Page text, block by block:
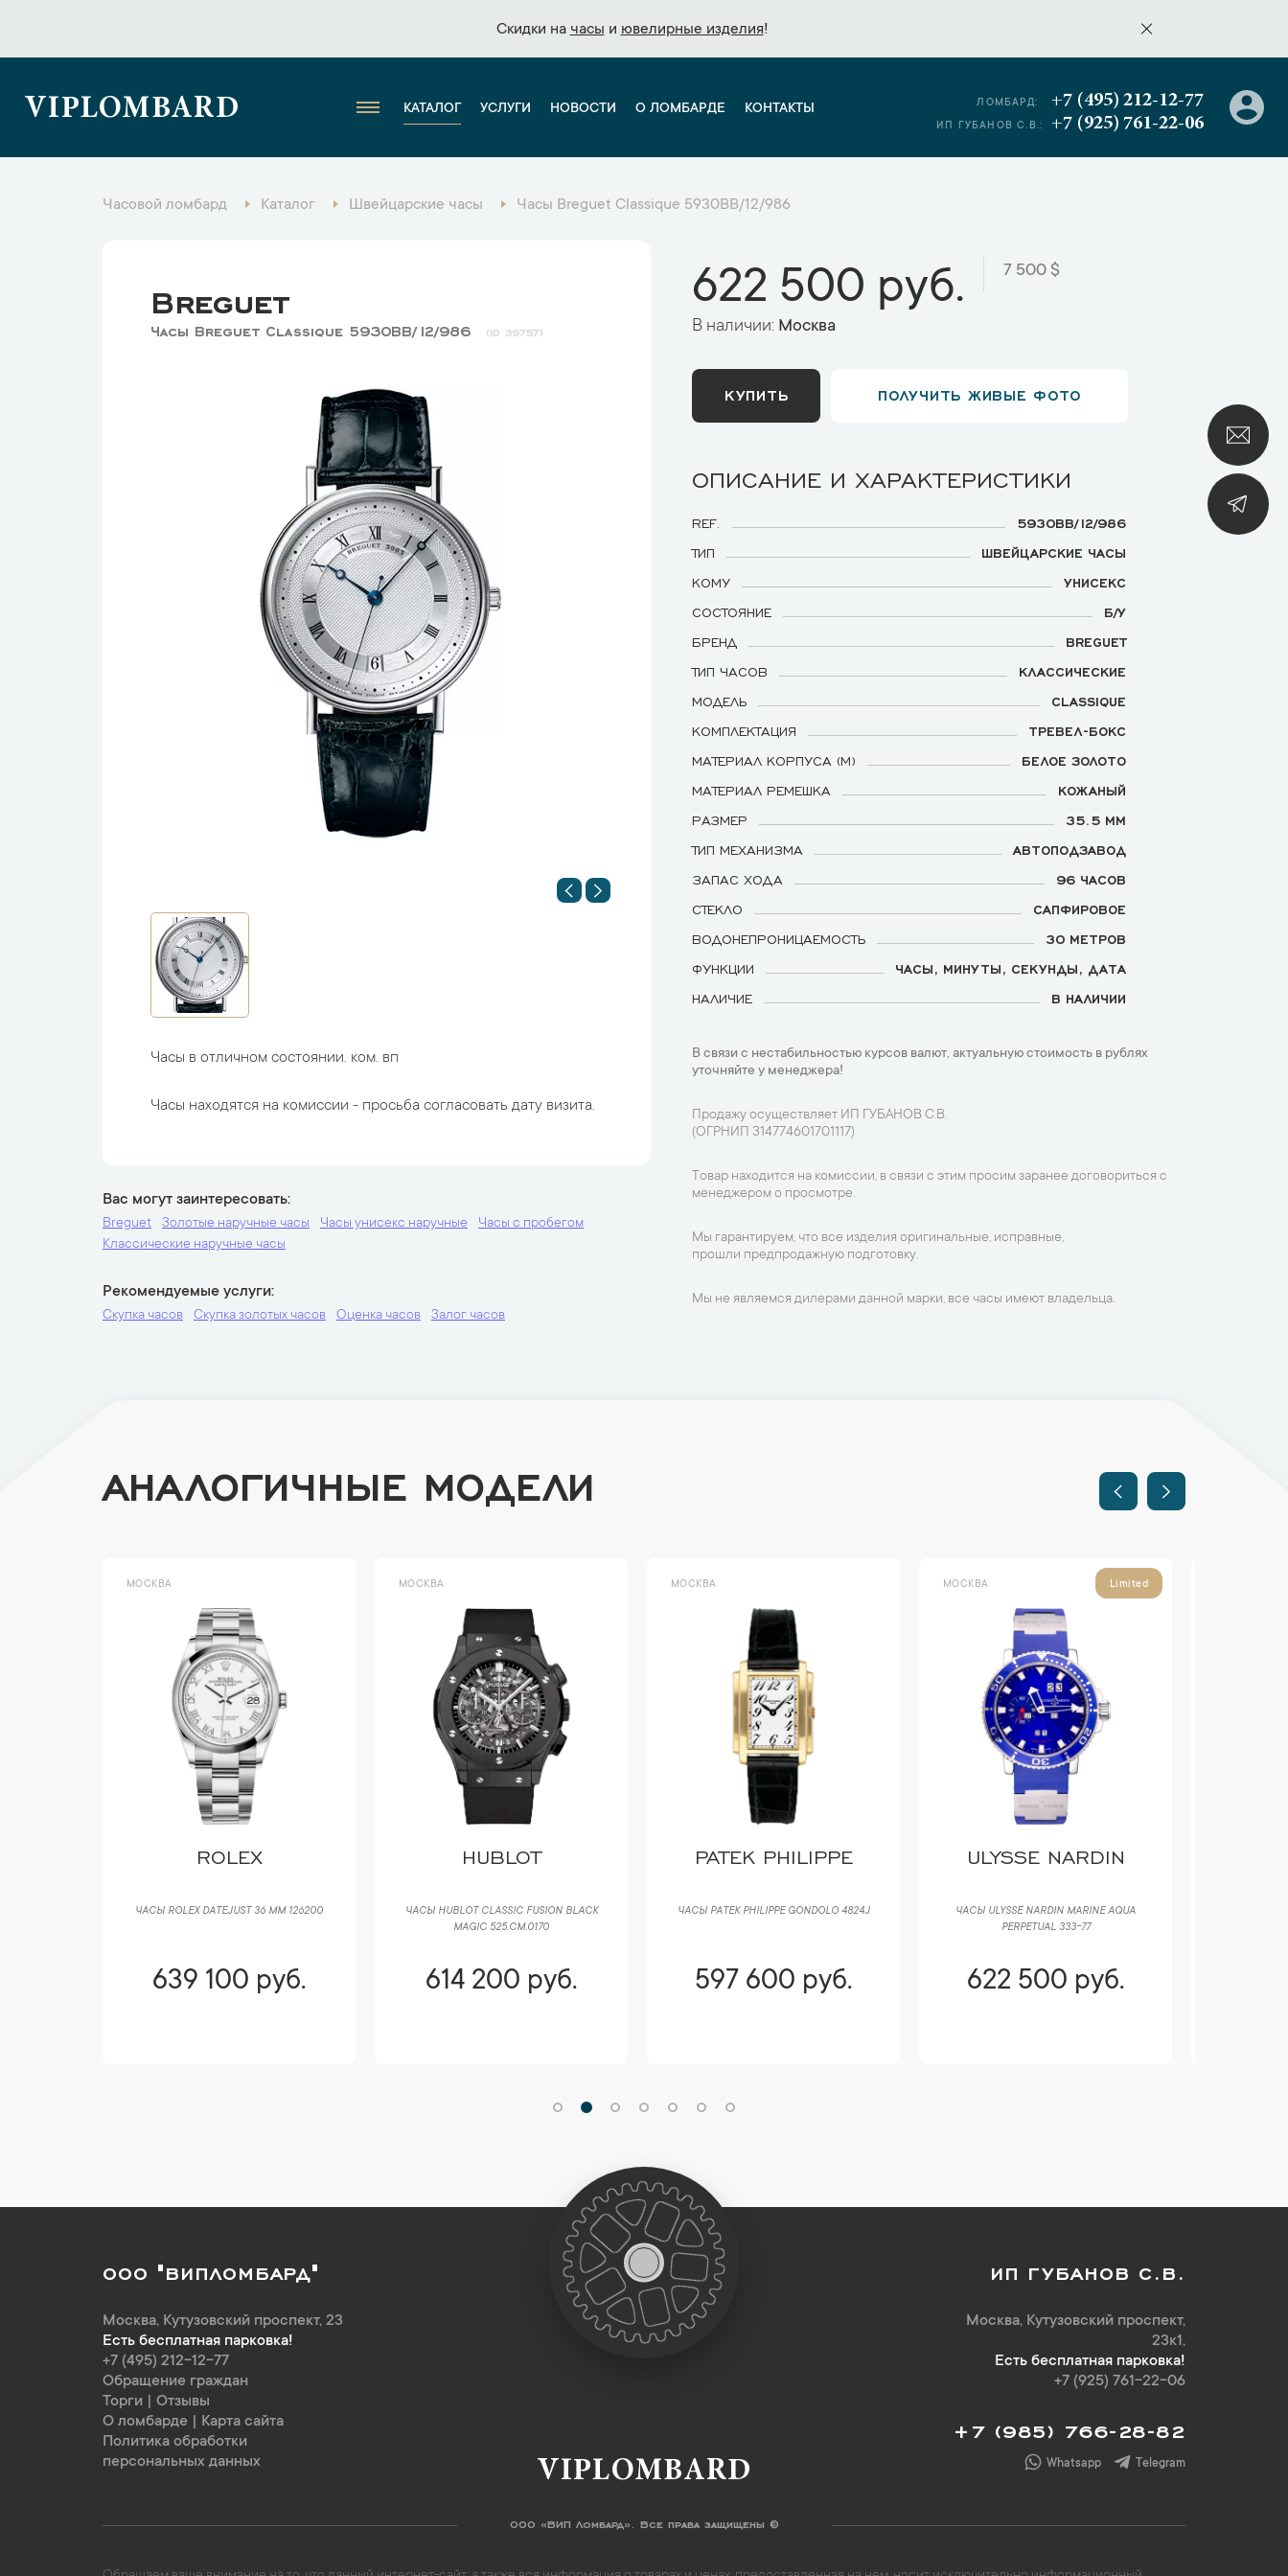
Скидки на часы и ювелирные изделия!
Скидки на часы и ювелирные изделия!
VIPLOMBARD КАТАЛОГ УСЛУГИ НОВОСТИ О ЛОМБАРДЕ КОНТАКТЫ ЛОМБАРД: +7 (495) 212-12-77
ИП ГУБАНОВ С.В.: +7 (925) 761-22-06
Часовой ломбард Каталог Швейцарские часы Часы Breguet Classique 5930BB/12/986
Breguet
Часы Breguet Classique 5930BB/12/986 39757
Часы в отличном состоянии. ком. вп
Часы находятся на комиссии - просьба согласовать дату визита.
Вас могут заинтересовать
Breguet Золотые наручные часы Часы унисекс наручные
Часы с пробегом
Классические наручные часы
Рекомендуемые услуги
Скупка часов Скупка золотых часов Оценка часов Залог часов
622 500 руб. 7 500 $
В наличии: Москва
КУПИТЬ ПОЛУЧИТЬ ЖИВЫЕ ФОТО
ОПИСАНИЕ И ХАРАКТЕРИСТИКИ
REF.
5930BB/12/986
ТИП
ШВЕЙЦАРСКИЕ ЧАСЫ
КОМУ
УНИСЕКС
СОСТОЯНИЕ
Б/У
БРЕНД
BREGUET
ТИП ЧАСОВ
КЛАССИЧЕСКИЕ
МОДЕЛЬ
CLASSIQUE
КОМПЛЕКТАЦИЯ
ТРЕВЕЛ-БОКС
МАТЕРИАЛ КОРПУСА (М)
БЕЛОЕ ЗОЛОТО
МАТЕРИАЛ РЕМЕШКА
КОЖАНЫЙ
РАЗМЕР
35.5 ММ
ТИП МЕХАНИЗМА
АВТОПОДЗАВОД
ЗАПАС ХОДА
96 ЧАСОВ
СТЕКЛО
САПФИРОВОЕ
ВОДОНЕПРОНИЦАЕМОСТЬ
30 МЕТРОВ
ФУНКЦИИ
ЧАСЫ, МИНУТЫ, СЕКУНДЫ, ДАТА
НАЛИЧИЕ
В НАЛИЧИИ
В связи с нестабильностью курсов валют, актуальную стоимость в рублях
уточняйте у менеджера!
Продажу осуществляет ИП ГУБАНОВ С.В.
(ОГРНИП 314774601701117)
Товар находится на комиссии, в связи с этим просим заранее договориться с
менеджером о просмотре.
Мы гарантируем, что все изделия оригинальные, исправные,
прошли предпродажную подготовку.
Мы не являемся дилерами данной марки, все часы имеют владельца.
АНАЛОГИЧНЫЕ МОДЕЛИ
МОСКВА
ROLEX
ЧАСЫ ROLEX DATEJUST 36 ММ 126200
639 100 руб.
МОСКВА
HUBLOT
ЧАСЫ HUBLOT CLASSIC FUSION BLACK
MAGIC 525.CM.0170
614 200 руб.
МОСКВА
PATEK PHILIPPE
ЧАСЫ PATEK PHILIPPE GONDOLO 4824J
597 600 руб.
МОСКВА Limited
ULYSSE NARDIN
ЧАСЫ ULYSSE NARDIN MARINE AQUA
PERPETUAL 333-77
622 500 руб.
ООО "ВИПЛОМБАРД"
Москва, Кутузовский проспект, 23
Есть бесплатная парковка!
+7 (495) 212-12-77
Обращение граждан
Торги
Отзывы
О ломбарде
Карта сайта
Политика обработки
персональных данных
ИП ГУБАНОВ С.В.
Москва, Кутузовский проспект,
23к1,
Есть бесплатная парковка!
+7 (925) 761-22-06
+7 (985) 766-28-82
Whatsapp Telegram
VIPLOMBARD
ООО «ВИП Ломбард». Все права защищены ©